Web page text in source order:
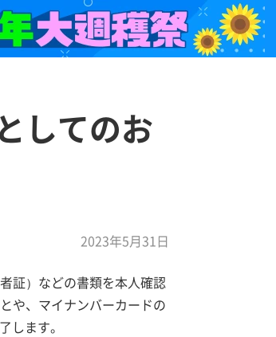
してのお
2023年5月31日
証）などの書類を本人確認
や、マイナンバーカードの
します。